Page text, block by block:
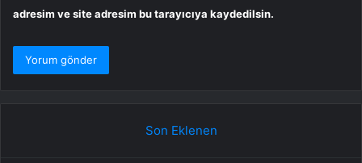
adresim ve site adresim bu tarayıcıya kaydedilsin.
Son Eklenen